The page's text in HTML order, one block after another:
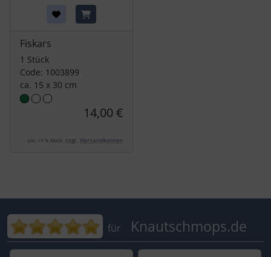
Fiskars
1 Stück
Code: 1003899
ca. 15 x 30 cm
14,00 €
inkl. 19 % MwSt. zzgl. Versandkosten
Bewertungen für Knautschmops.de:
für Knautschmops.de